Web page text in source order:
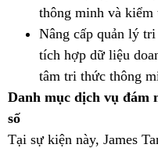
thông minh và kiểm
Nâng cấp quản lý
tích hợp dữ liệu
tâm tri thức thông
Danh mục dịch vụ đám
số
Tại sự kiện này, James